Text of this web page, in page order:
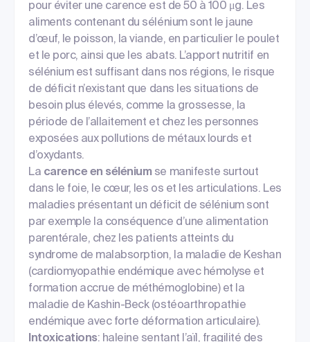
pour éviter une carence est de 50 à 100 μg. Les
aliments contenant du sélénium sont le jaune
d’œuf, le poisson, la viande, en particulier le poulet
et le porc, ainsi que les abats. L’apport nutritif en
sélénium est suffisant dans nos régions, le risque
de déficit n’existant que dans les situations de
besoin plus élevés, comme la grossesse, la
période de l’allaitement et chez les personnes
exposées aux pollutions de métaux lourds et
d’oxydants.
La carence en séléniumse manifeste surtout
dans le foie, le cœur, les os et les articulations. Les
maladies présentant un déficit de sélénium sont
par exemple la conséquence d’une alimentation
parentérale, chez les patients atteints du
syndrome de malabsorption, la maladie de Keshan
(cardiomyopathie endémique avec hémolyse et
formation accrue de méthémoglobine) et la
maladie de Kashin-Beck (ostéoarthropathie
endémique avec forte déformation articulaire).
Intoxications: haleine sentant l’aïl, fragilité des